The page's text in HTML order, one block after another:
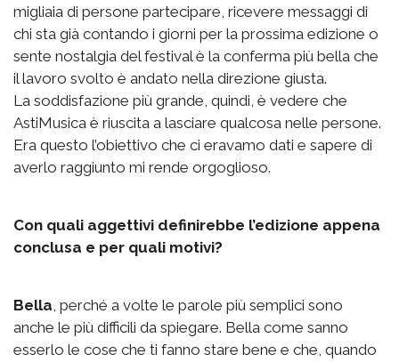
migliaia di persone partecipare, ricevere messaggi di
chi sta già contando i giorni per la prossima edizione o
sente nostalgia del festival è la conferma più bella che
il lavoro svolto è andato nella direzione giusta.
La soddisfazione più grande, quindi, è vedere che
AstiMusica è riuscita a lasciare qualcosa nelle persone.
Era questo l’obiettivo che ci eravamo dati e sapere di
averlo raggiunto mi rende orgoglioso.
Con quali aggettivi definirebbe l’edizione appena
conclusa e per quali motivi?
Bella, perché a volte le parole più semplici sono
anche le più difficili da spiegare. Bella come sanno
esserlo le cose che ti fanno stare bene e che, quando